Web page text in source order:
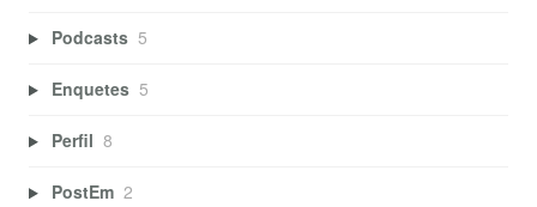
Podcasts 5
Enquetes 5
Perfil 8
PostEm 2